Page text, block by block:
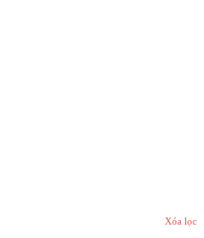
Xóa lọc